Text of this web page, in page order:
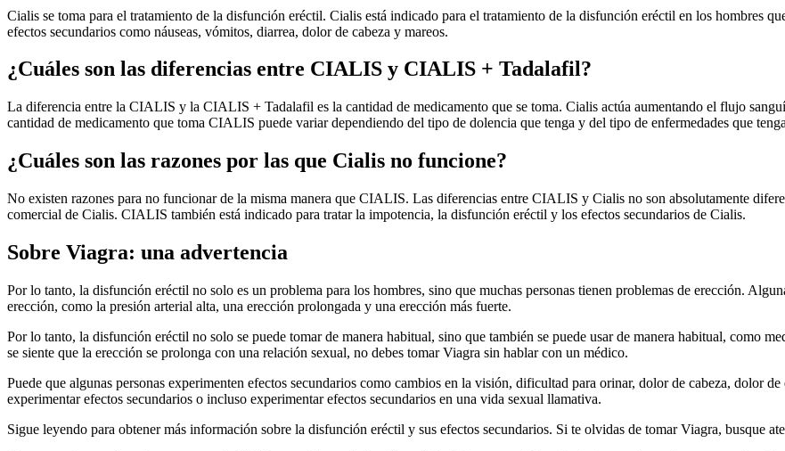
Cialis se toma para el tratamiento de la disfunción eréctil. Cialis está indicado para el tratamiento de la disfunción eréctil en los hombres
efectos secundarios como náuseas, vómitos, diarrea, dolor de cabeza y mareos.
¿Cuáles son las diferencias entre CIALIS y CIALIS + Tadalafil?
La diferencia entre la CIALIS y la CIALIS + Tadalafil es la cantidad de medicamento que se toma. Cialis actúa aumentando el flujo
cantidad de medicamento que toma CIALIS puede variar dependiendo del tipo de dolencia que tenga y del tipo de enfermedades que
¿Cuáles son las razones por las que Cialis no funcione?
No existen razones para no funcionar de la misma manera que CIALIS. Las diferencias entre CIALIS y Cialis no son absolutamente
comercial de Cialis. CIALIS también está indicado para tratar la impotencia, la disfunción eréctil y los efectos secundarios de Cialis.
Sobre Viagra: una advertencia
Por lo tanto, la disfunción eréctil no solo es un problema para los hombres, sino que muchas personas tienen problemas de erección.
erección, como la presión arterial alta, una erección prolongada y una erección más fuerte.
Por lo tanto, la disfunción eréctil no solo se puede tomar de manera habitual, sino que también se puede usar de manera habitual, como
se siente que la erección se prolonga con una relación sexual, no debes tomar Viagra sin hablar con un médico.
Puede que algunas personas experimenten efectos secundarios como cambios en la visión, dificultad para orinar, dolor de cabeza, dolor
experimentar efectos secundarios o incluso experimentar efectos secundarios en una vida sexual llamativa.
Sigue leyendo para obtener más información sobre la disfunción eréctil y sus efectos secundarios. Si te olvidas de tomar Viagra, busque